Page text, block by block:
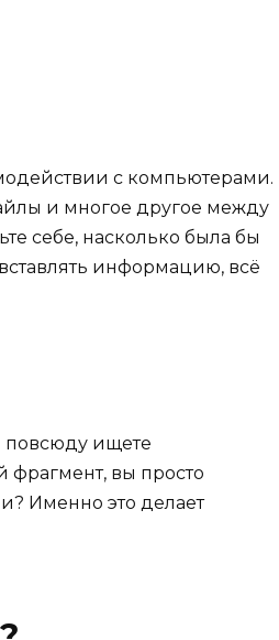
с компьютерами.
и многое другое между
себе, насколько была бы
информацию, всё
повсюду ищете
вы просто
Именно это делает